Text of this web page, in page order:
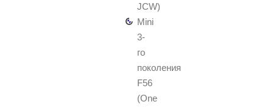
JCW)
Mini
3-
го
поколения
F56
(One